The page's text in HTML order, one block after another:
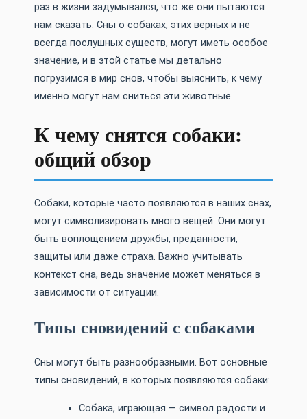
раз в жизни задумывался, что же они пытаются
нам сказать. Сны о собаках, этих верных и не
всегда послушных существ, могут иметь особое
значение, и в этой статье мы детально
погрузимся в мир снов, чтобы выяснить, к чему
именно могут нам сниться эти животные.
К чему снятся собаки:
общий обзор
Собаки, которые часто появляются в наших снах,
могут символизировать много вещей. Они могут
быть воплощением дружбы, преданности,
защиты или даже страха. Важно учитывать
контекст сна, ведь значение может меняться в
зависимости от ситуации.
Типы сновидений с собаками
Сны могут быть разнообразными. Вот основные
типы сновидений, в которых появляются собаки:
Собака, играющая — символ радости и